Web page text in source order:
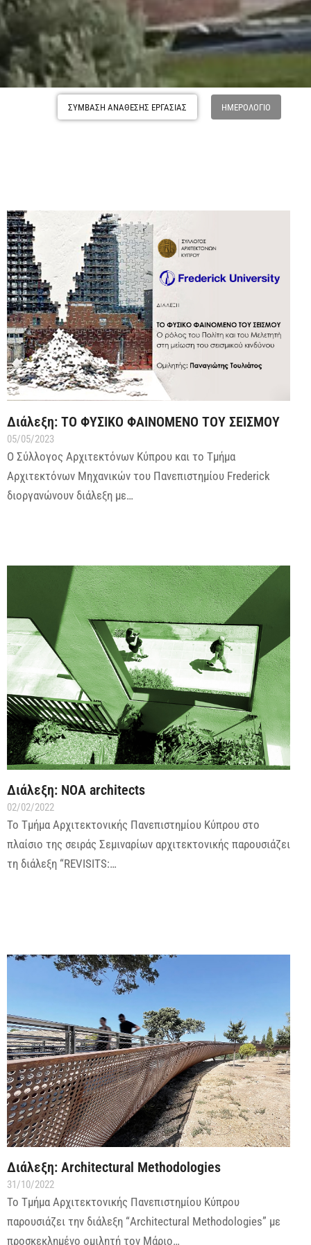
ΣΥΜΒΑΣΗ ΑΝΑΘΕΣΗΣ ΕΡΓΑΣΙΑΣ ΗΜΕΡΟΛΌΓΙΟ
Διάλεξη: ΤΟ ΦΥΣΙΚΟ ΦΑΙΝΟΜΕΝΟ ΤΟΥ ΣΕΙΣΜΟΥ
05/05/2023
Ο Σύλλογος Αρχιτεκτόνων Κύπρου και το Τμήμα
Αρχιτεκτόνων Μηχανικών του Πανεπιστημίου Frederick
διοργανώνουν διάλεξη με…
Διάλεξη: NOA architects
02/02/2022
Το Τμήμα Αρχιτεκτονικής Πανεπιστημίου Κύπρου στο
πλαίσιο της σειράς Σεμιναρίων αρχιτεκτονικής παρουσιάζει
τη διάλεξη “REVISITS:…
Διάλεξη: Architectural Methodologies
31/10/2022
Το Τμήμα Αρχιτεκτονικής Πανεπιστημίου Κύπρου
παρουσιάζει την διάλεξη “Architectural Methodologies” με
προσκεκλημένο ομιλητή τον Μάριο…